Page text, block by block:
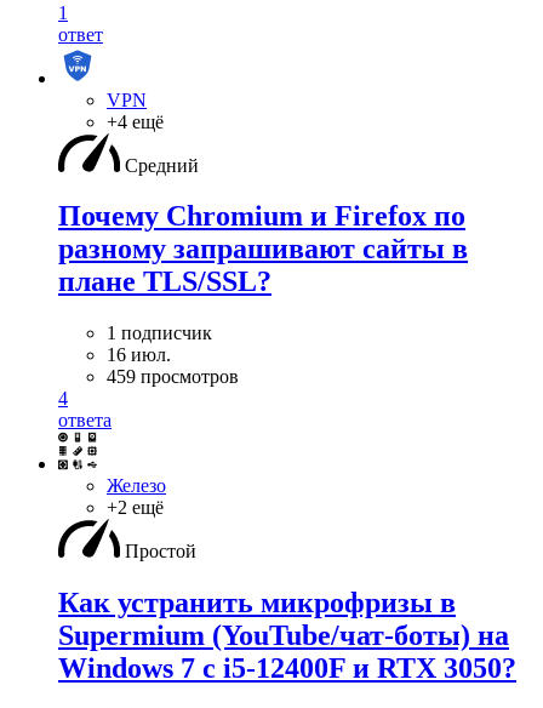
1
ответ
VPN
+4 ещё
Средний
Почему Chromium и Firefox по
разному запрашивают сайты в
плане TLS/SSL?
1 подписчик
16 июл.
459 просмотров
4
ответа
Железо
+2 ещё
Простой
Как устранить микрофризы в
Supermium (YouTube/чат-боты) на
Windows 7 с i5-12400F и RTX 3050?